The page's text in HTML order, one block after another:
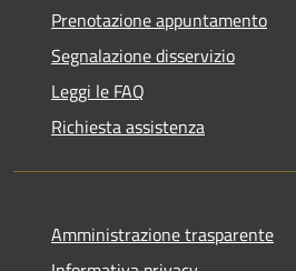
Prenotazione appuntamento
Segnalazione disservizio
Leggi le FAQ
Richiesta assistenza
Amministrazione trasparente